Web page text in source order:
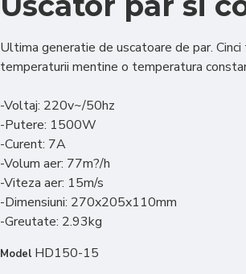
Ultima generatie de uscatoare de par.
temperaturii mentine o temperatura
-Voltaj: 220v~/50hz
-Putere: 1500W
-Curent: 7A
-Volum aer: 77m?/h
-Viteza aer: 15m/s
-Dimensiuni: 270x205x110mm
-Greutate: 2.93kg
ModelHD150-15